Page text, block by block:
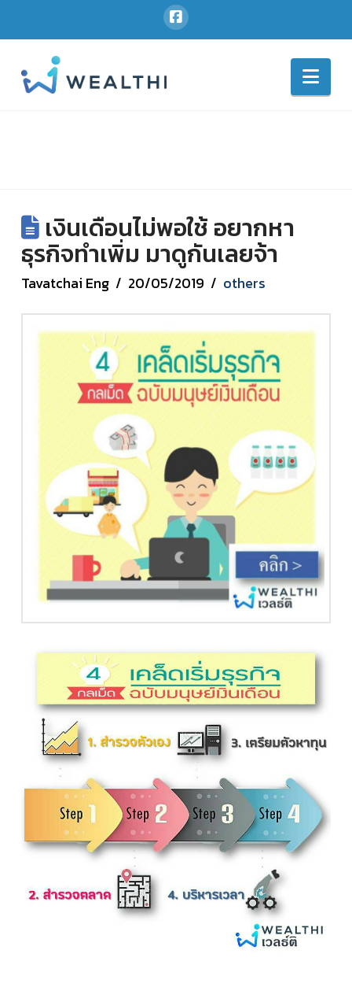
เงินเดือนไม่พอใช้ อยากหา
ธุรกิจทำเพิ่ม มาดูกันเลยจ้า
Tavatchai Eng 20/05/2019 others